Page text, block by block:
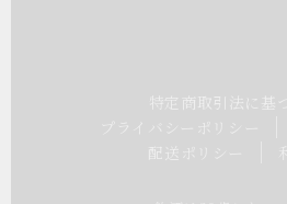
特定商取引法に基
プライバシーポリシー
配送ポリシー